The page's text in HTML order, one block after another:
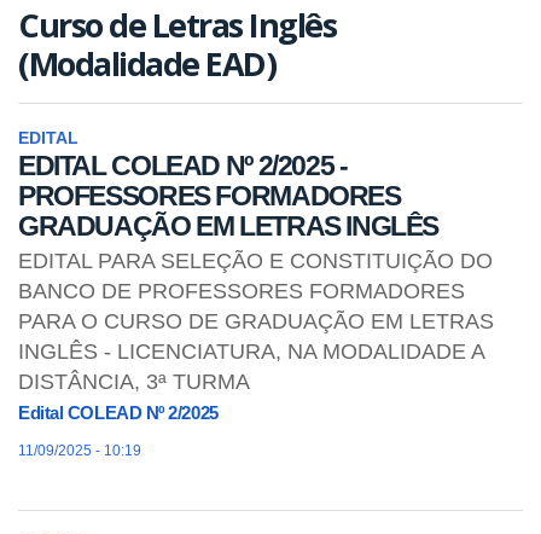
Curso de Letras Inglês
(Modalidade EAD)
EDITAL
EDITAL COLEAD Nº 2/2025 -
PROFESSORES FORMADORES
GRADUAÇÃO EM LETRAS INGLÊS
EDITAL PARA SELEÇÃO E CONSTITUIÇÃO DO
BANCO DE PROFESSORES FORMADORES
PARA O CURSO DE GRADUAÇÃO EM LETRAS
INGLÊS - LICENCIATURA, NA MODALIDADE A
DISTÂNCIA, 3ª TURMA
Edital COLEAD Nº 2/2025
11/09/2025 - 10:19